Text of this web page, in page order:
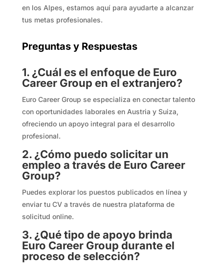
en los Alpes, estamos aquí para ayudarte a alcanzar
tus metas profesionales.
Preguntas y Respuestas
1. ¿Cuál es el enfoque de Euro
Career Group en el extranjero?
Euro Career Group se especializa en conectar talento
con oportunidades laborales en Austria y Suiza,
ofreciendo un apoyo integral para el desarrollo
profesional.
2. ¿Cómo puedo solicitar un
empleo a través de Euro Career
Group?
Puedes explorar los puestos publicados en línea y
enviar tu CV a través de nuestra plataforma de
solicitud online.
3. ¿Qué tipo de apoyo brinda
Euro Career Group durante el
proceso de selección?